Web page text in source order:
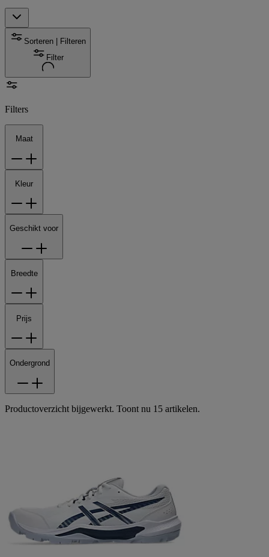
Sorteren | Filteren
Filter
Filters
Maat
Kleur
Geschikt voor
Breedte
Prijs
Ondergrond
Productoverzicht bijgewerkt. Toont nu 15 artikelen.